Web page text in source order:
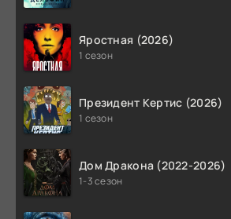
Яростная (2026)
1 сезон
Президент Кертис (2026)
1 сезон
Дом Дракона (2022-2026)
1-3 сезон